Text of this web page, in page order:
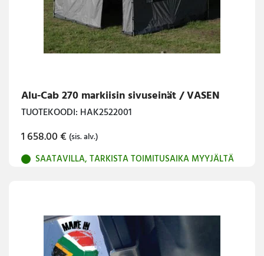
Alu-Cab 270 markiisin sivuseinät / VASEN
TUOTEKOODI: HAK2522001
1 658.00€ (sis. alv.)
SAATAVILLA, TARKISTA TOIMITUSAIKA MYYJÄLTÄ